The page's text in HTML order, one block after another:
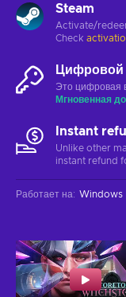
Steam
Activate/
Check
Цифровой
Это цифровая
Мгновенная
Instant
Unlike other
instant refund
Работает на: Windows